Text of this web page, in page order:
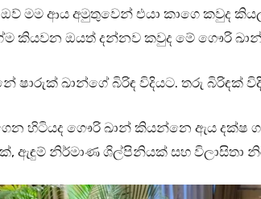
මම ආය අමුතුවෙන් එයා කාගෙ කවුද
කියවන ඔයත් දන්නව කවුද මේ ගෞරි
ෂාරුක් ඛාන්ගේ බිරිඳ විදියට. තරු බිරිඳක්
හිටියද ගෞරි ඛාන් කියන්නෙ ඇය දක්ෂ
ඇඳුම් නිර්මාණ ශිල්පිනියක් සහ විලාසිතා